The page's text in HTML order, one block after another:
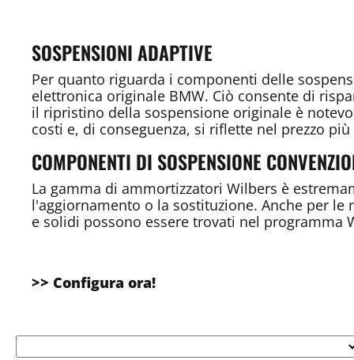
SOSPENSIONI ADAPTIVE
Per quanto riguarda i componenti delle
elettronica originale BMW. Ciò consente di
il ripristino della sospensione originale è
costi e, di conseguenza, si riflette nel prezzo
COMPONENTI DI SOSPENSIONE
La gamma di ammortizzatori Wilbers è
l'aggiornamento o la sostituzione. Anche per
e solidi possono essere trovati nel programma
>> Configura ora!